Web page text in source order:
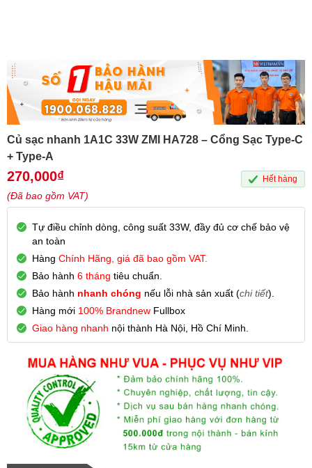
Củ sạc nhanh 1A1C 33W ZMI HA728 – Cổng Sạc Type-C
+ Type-A
270,000₫
(Đã bao gồm VAT)
Hết hàng
Tự điều chỉnh dòng, công suất 33W, đầy đủ cơ chế bảo vệ
an toàn
Hàng Chính Hãng, giá đã bao gồm VAT.
Bảo hành 6 tháng tiêu chuẩn.
Bảo hành nhanh chóng nếu lỗi nhà sản xuất (chi tiết).
Hàng mới 100% Brandnew Fullbox
Giao hàng nhanh nội thành Hà Nội, Hồ Chí Minh.